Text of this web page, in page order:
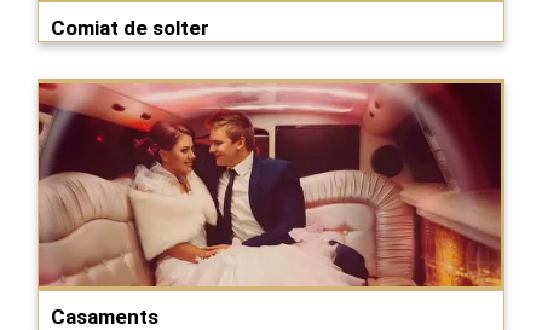
Comiat de solter
Casaments